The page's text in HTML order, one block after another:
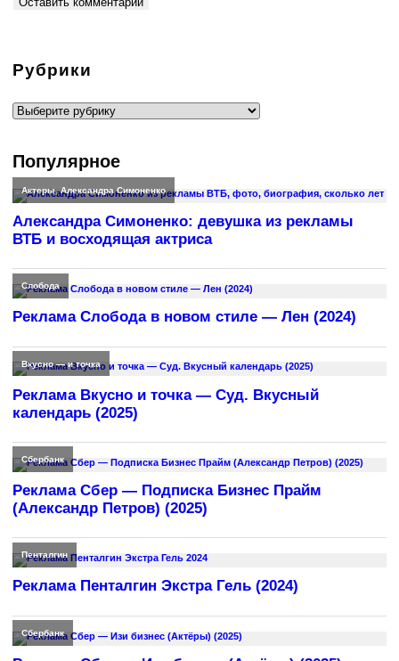
Рубрики
Рубрики
Популярное
Актеры,Александра Симоненко
Александра Симоненко: девушка из рекламы
ВТБ и восходящая актриса
Слобода
Реклама Слобода в новом стиле — Лен (2024)
Вкусно — и точка
Реклама Вкусно и точка — Суд. Вкусный
календарь (2025)
Сбербанк
Реклама Сбер — Подписка Бизнес Прайм
(Александр Петров) (2025)
Пенталгин
Реклама Пенталгин Экстра Гель (2024)
Сбербанк